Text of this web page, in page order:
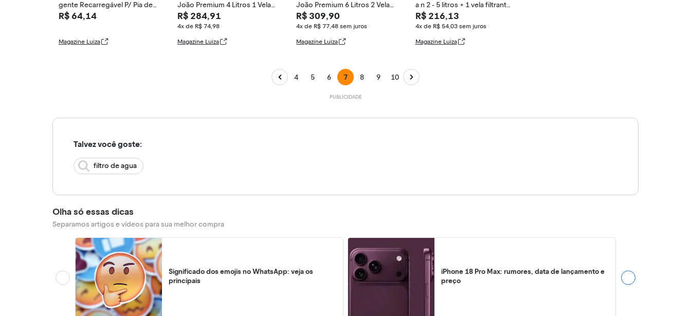
gente Recarregável P/ Pia de
Mármore Me
R$ 64,14
Magazine Luiza
João Premium 4 Litros 1 Vela
+ 1 Boia -
R$ 284,91
4x de R$ 74,98
Magazine Luiza
João Premium 6 Litros 2 Velas
+ 2 Boias
R$ 309,90
4x de R$ 77,48 sem juros
Magazine Luiza
a n 2 - 5 litros + 1 vela filtrante.
-R$ 216,13
4x de R$ 54,03 sem juros
Magazine Luiza
4 5 6 7 8 9 10
Talvez você goste:
filtro de agua
Olha só essas dicas
Separamos artigos e vídeos para sua melhor compra
Significado dos emojis no WhatsApp: veja os
principais
iPhone 18 Pro Max: rumores, data de lançamento e
preço